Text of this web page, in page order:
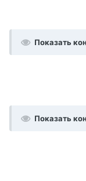
Показать
Показать